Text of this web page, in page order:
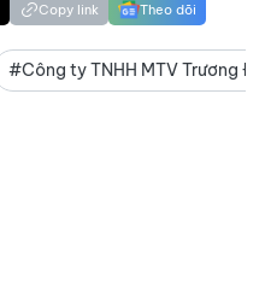
Copy link Theo dõi
#Công ty TNHH MTV Trương